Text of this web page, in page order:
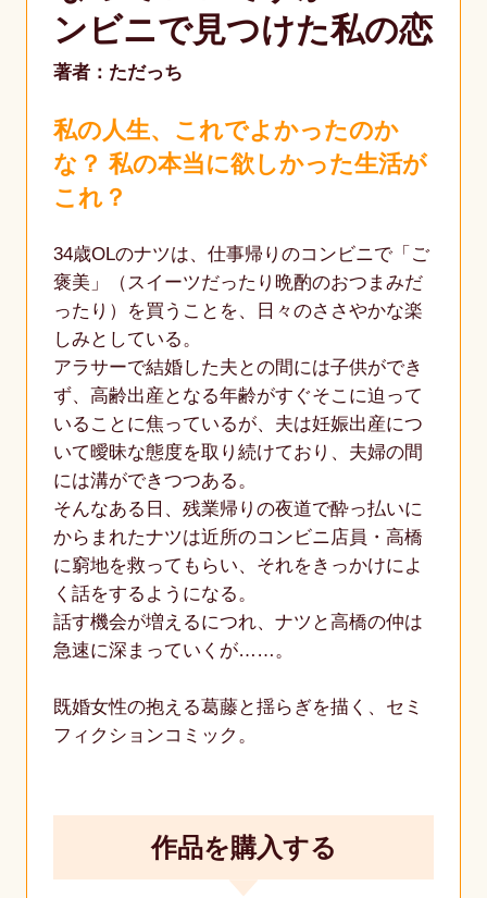
ンビニで見つけた私の恋
著者：ただっち
私の人生、これでよかったのか
な？ 私の本当に欲しかった生活が
これ？
34歳OLのナツは、仕事帰りのコンビニで「ご
褒美」（スイーツだったり晩酌のおつまみだ
ったり）を買うことを、日々のささやかな楽
しみとしている。
アラサーで結婚した夫との間には子供ができ
ず、高齢出産となる年齢がすぐそこに迫って
いることに焦っているが、夫は妊娠出産につ
いて曖昧な態度を取り続けており、夫婦の間
には溝ができつつある。
そんなある日、残業帰りの夜道で酔っ払いに
からまれたナツは近所のコンビニ店員・高橋
に窮地を救ってもらい、それをきっかけによ
く話をするようになる。
話す機会が増えるにつれ、ナツと高橋の仲は
急速に深まっていくが……。
既婚女性の抱える葛藤と揺らぎを描く、セミ
フィクションコミック。
作品を購入する